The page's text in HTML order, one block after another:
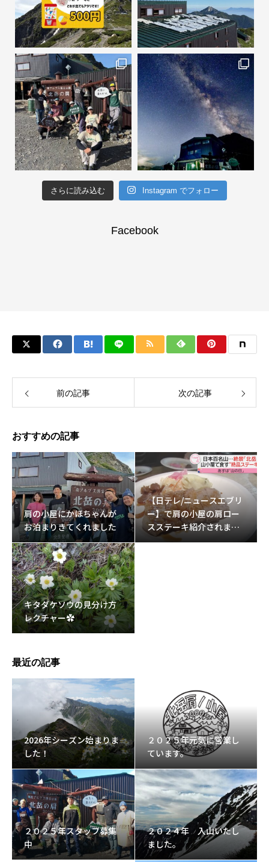
さらに読み込む Instagram でフォロー
Facebook
前の記事 次の記事
おすすめの記事
肩の小屋にかほちゃんが
お泊まりきてくれました
【日テレ/ニュースエブリ
ー】で肩の小屋の肩ロー
スステーキ紹介されまし
た。
キタダケソウの見分け方
レクチャー✿
最近の記事
2026年シーズン始まりま
した！
２０２５年元気に営業し
ています。
２０２５年スタッフ募集
中
２０２４年 入山いたし
ました。